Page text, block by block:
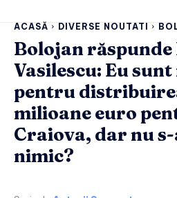
ACASĂ DIVERSE NOUTATI
Bolojan răspunde
Vasilescu: Eu
pentru
milioane euro
Craiova, dar nu
nimic?